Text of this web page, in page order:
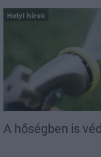
Helyi hírek
A hőségben is